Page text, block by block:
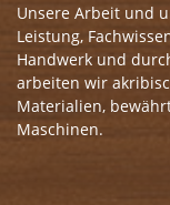
Unsere Arbeit und
Leistung,
Handwerk und
arbeiten wir
Materialien,
Maschinen.